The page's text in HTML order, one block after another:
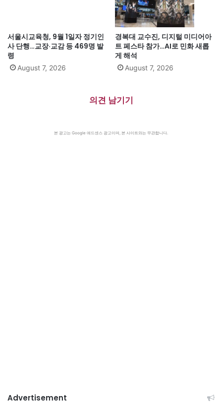
서울시교육청, 9월 1일자 정기인
사 단행…교장·교감 등 469명 발
령
August 7, 2026
경복대 교수진, 디지털 미디어아
트 페스타 참가…AI로 민화 새롭
게 해석
August 7, 2026
의견 남기기
본 광고는 Google 애드센스 광고이며, 본 사이트와는 무관합니다.
Advertisement